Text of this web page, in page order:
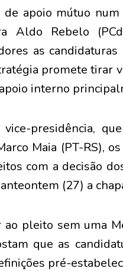
apoio mútuo
Aldo Rebelo
as
promete tirar
interno
presidência,
Maia (PT-RS),
com a decisão
(27) a
pleito sem uma
que as
pré-